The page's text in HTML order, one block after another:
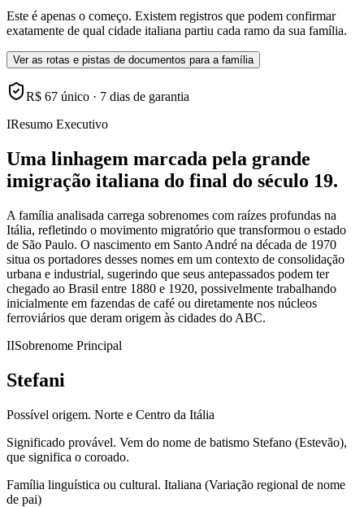
Este é apenas o começo. Existem registros que podem confirmar
exatamente de qual cidade italiana partiu cada ramo da sua família.
Ver as rotas e pistas de documentos para a família
R$ 67 único · 7 dias de garantia
IResumo Executivo
Uma linhagem marcada pela grande
imigração italiana do final do século 19.
A família analisada carrega sobrenomes com raízes profundas na
Itália, refletindo o movimento migratório que transformou o estado
de São Paulo. O nascimento em Santo André na década de 1970
situa os portadores desses nomes em um contexto de consolidação
urbana e industrial, sugerindo que seus antepassados podem ter
chegado ao Brasil entre 1880 e 1920, possivelmente trabalhando
inicialmente em fazendas de café ou diretamente nos núcleos
ferroviários que deram origem às cidades do ABC.
IISobrenome Principal
Stefani
Possível origem. Norte e Centro da Itália
Significado provável. Vem do nome de batismo Stefano (Estevão),
que significa o coroado.
Família linguística ou cultural. Italiana (Variação regional de nome
de pai)